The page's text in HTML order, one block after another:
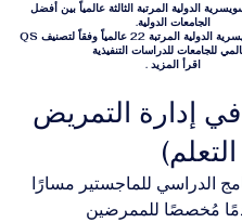
الدولية المرتبة الثالثة عالمياً بين أفضل
الجامعات الدولية.
تحتل الجامعة السويسرية الدولية المرتبة 22 عالمياً وفقاً لتصنيف QS
للجامعات للدراسات التنفيذية
اقرأ المزيد .
إدارة التمريض
الدراسي للماجستير مسارًا
مُخصصًا للممرضين